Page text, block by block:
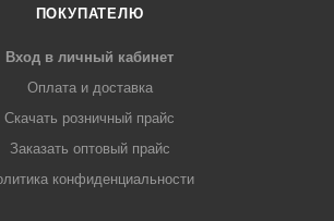
ПОКУПАТЕЛЮ
Вход в личный кабинет
Оплата и доставка
Скачать розничный прайс
Заказать оптовый прайс
конфиденциальности